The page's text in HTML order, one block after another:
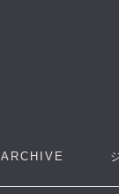
ARCHIVE